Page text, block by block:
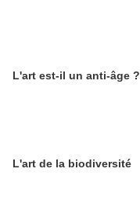
L'art est-il un anti-âge ?
L'art de la biodiversité